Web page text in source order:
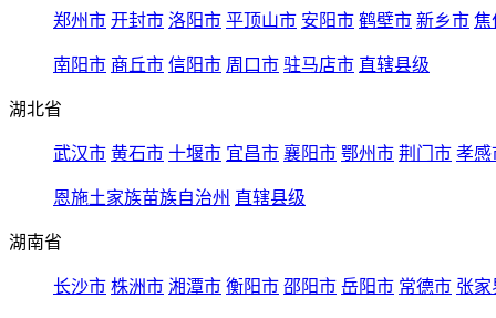
郑州市 开封市 洛阳市 平顶山市 安阳市 鹤壁市 新乡市 焦
南阳市 商丘市 信阳市 周口市 驻马店市 直辖县级
湖北省
武汉市 黄石市 十堰市 宜昌市 襄阳市 鄂州市 荆门市 孝感
恩施土家族苗族自治州 直辖县级
湖南省
长沙市 株洲市 湘潭市 衡阳市 邵阳市 岳阳市 常德市 张家